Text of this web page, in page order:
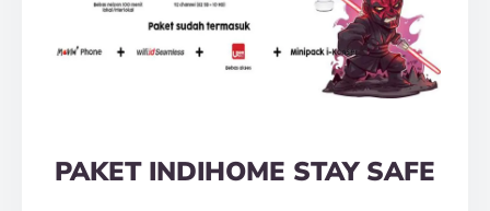
PAKET INDIHOME STAY SAFE